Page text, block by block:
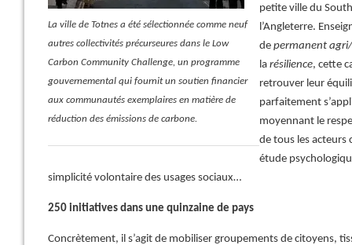
La ville de Totnes a été sélectionnée comme neuf
autres collectivités précurseures dans le Low
Carbon Community Challenge, un programme
gouvernemental qui fournit un soutien financier
aux communautés exemplaires en matière de
réduction des émissions de carbone.
petite ville du
l’Angleterre.
de permanent
la résilience, cette
retrouver leur
parfaitement
moyennant le
de tous les acteurs
étude
simplicité volontaire des usages sociaux…
250 initiatives dans une quinzaine de pays
Concrètement, il s’agit de mobiliser groupements de citoyens,